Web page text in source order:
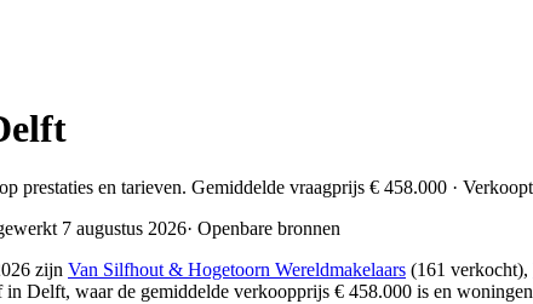
prestaties en tarieven. Gemiddelde vraagprijs € 458.000 ·
7 augustus 2026· Openbare bronnen
zijn Van Silfhout & Hogetoorn Wereldmakelaars (161 verkocht),
in Delft, waar de gemiddelde verkoopprijs € 458.000 is en